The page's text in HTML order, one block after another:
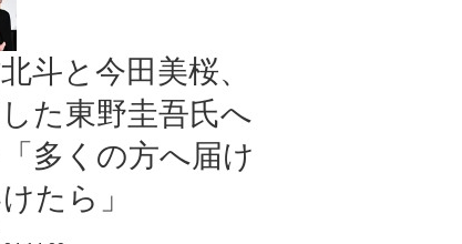
斗と今田美桜、
た東野圭吾氏へ
多くの方へ届け
たら」